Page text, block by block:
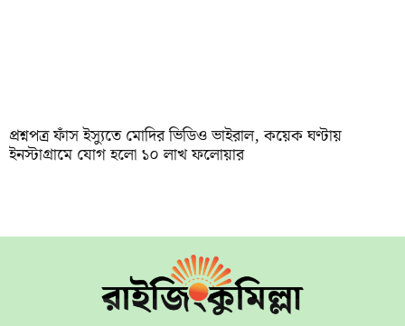
প্রশ্নপত্র ফাঁস ইস্যুতে মোদির ভিডিও ভাইরাল, কয়েক ঘণ্টায়
ইনস্টাগ্রামে যোগ হলো ১০ লাখ ফলোয়ার